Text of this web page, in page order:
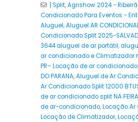
| Split,Agrishow 2024 -
Condicionado Para Eventos -
Aluguel,Aluguel AR
Condicionado Split 2025-
3644 aluguel de ar portátil,
ar condicionado e Climatizador
PR– Locação de ar
DO PARANA,Aluguel de Ar
Ar Condicionado Split 12000
de ar condicionado split NA
de ar-condicionado,Locação Ar
Locação de Climatizador,